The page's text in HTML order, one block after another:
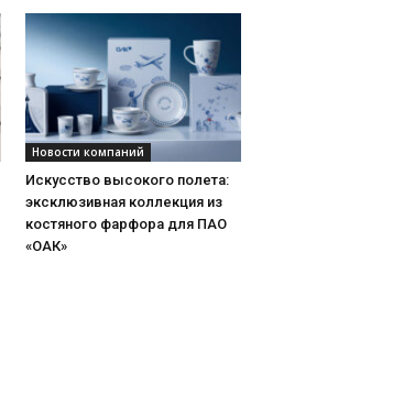
Новости компаний
Искусство высокого полета:
эксклюзивная коллекция из
костяного фарфора для ПАО
«ОАК»